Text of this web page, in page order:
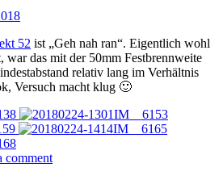
52 ist „Geh nah ran“. Eigentlich wohl
war das mit der 50mm Festbrennweite
relativ lang im Verhältnis
Versuch macht klug 🙂
comment